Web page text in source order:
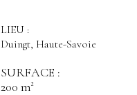
LIEU :
Duingt, Haute-Savoie
SURFACE :
200 m²